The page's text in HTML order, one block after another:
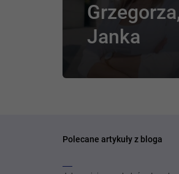
Janka
Polecane artykuły z bloga